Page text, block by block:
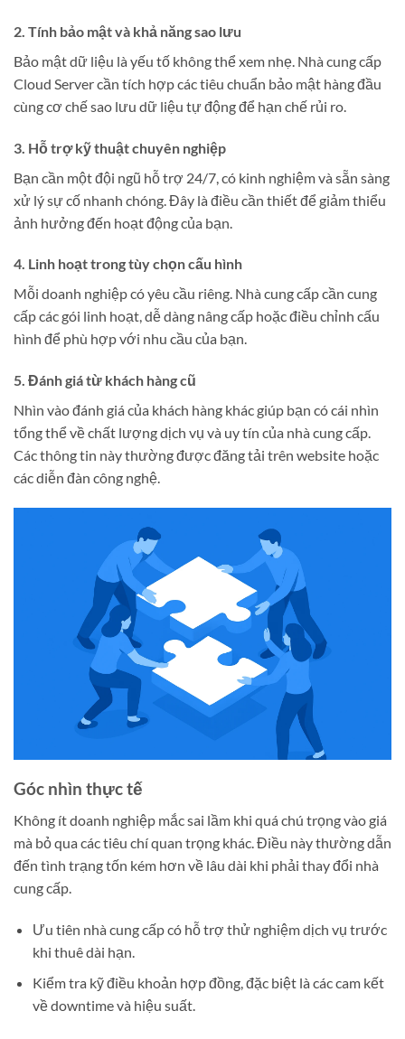
2. Tính bảo mật và khả năng sao lưu
Bảo mật dữ liệu là yếu tố không thể xem nhẹ. Nhà cung cấp
Cloud Server cần tích hợp các tiêu chuẩn bảo mật hàng đầu
cùng cơ chế sao lưu dữ liệu tự động để hạn chế rủi ro.
3. Hỗ trợ kỹ thuật chuyên nghiệp
Bạn cần một đội ngũ hỗ trợ 24/7, có kinh nghiệm và sẵn sàng
xử lý sự cố nhanh chóng. Đây là điều cần thiết để giảm thiểu
ảnh hưởng đến hoạt động của bạn.
4. Linh hoạt trong tùy chọn cấu hình
Mỗi doanh nghiệp có yêu cầu riêng. Nhà cung cấp cần cung
cấp các gói linh hoạt, dễ dàng nâng cấp hoặc điều chỉnh cấu
hình để phù hợp với nhu cầu của bạn.
5. Đánh giá từ khách hàng cũ
Nhìn vào đánh giá của khách hàng khác giúp bạn có cái nhìn
tổng thể về chất lượng dịch vụ và uy tín của nhà cung cấp.
Các thông tin này thường được đăng tải trên website hoặc
các diễn đàn công nghệ.
Góc nhìn thực tế
Không ít doanh nghiệp mắc sai lầm khi quá chú trọng vào giá
mà bỏ qua các tiêu chí quan trọng khác. Điều này thường dẫn
đến tình trạng tốn kém hơn về lâu dài khi phải thay đổi nhà
cung cấp.
Ưu tiên nhà cung cấp có hỗ trợ thử nghiệm dịch vụ trước
khi thuê dài hạn.
Kiểm tra kỹ điều khoản hợp đồng, đặc biệt là các cam kết
về downtime và hiệu suất.